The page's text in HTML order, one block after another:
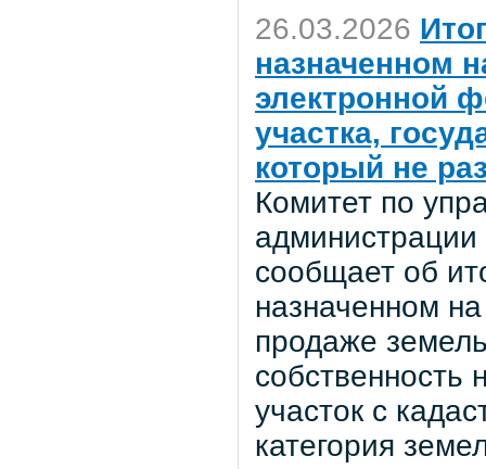
26.03.2026
назначенном
электронной
участка,
который не
Комитет по
администрации
сообщает об
назначенном
продаже
собственность
участок с
категория